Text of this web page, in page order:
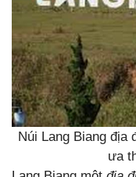
Núi Lang Biang địa
ưa